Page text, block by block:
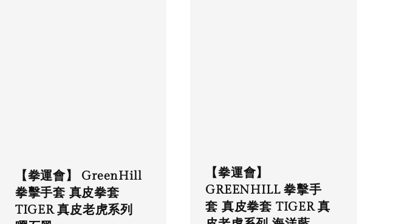
【拳運會】 GreenHill
拳擊手套 真皮拳套
TIGER 真皮老虎系列
【拳運會】
GREENHILL 拳擊手
套 真皮拳套 TIGER 真